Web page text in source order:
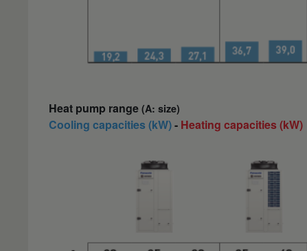
Heat pump range (A: size)
Cooling capacities (kW)- Heating capacities (kW)